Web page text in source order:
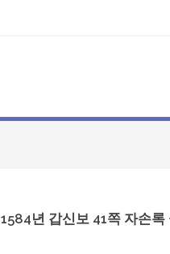
1584년 갑신보 41쪽 자손록